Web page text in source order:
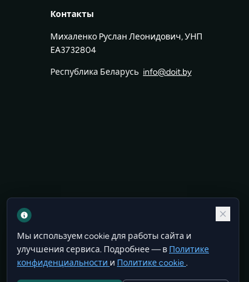
Контакты
Михаленко Руслан Леонидович, УНП
ЕА3732804
Республика Беларусь info@doit.by
Мы используем cookie для работы сайта и
улучшения сервиса. Подробнее — в Политике
конфиденциальности и Политике cookie.